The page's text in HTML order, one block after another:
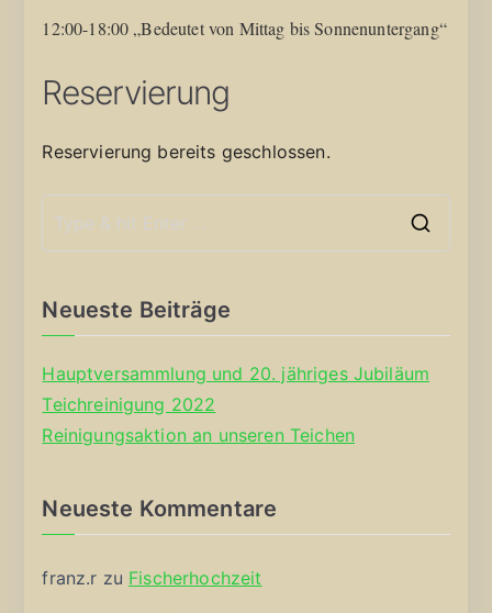
12:00-18:00 „Bedeutet von Mittag bis Sonnenuntergang“
Reservierung
Reservierung bereits geschlossen.
Neueste Beiträge
Hauptversammlung und 20. jähriges Jubiläum
Teichreinigung 2022
Reinigungsaktion an unseren Teichen
Neueste Kommentare
franz.r zu Fischerhochzeit